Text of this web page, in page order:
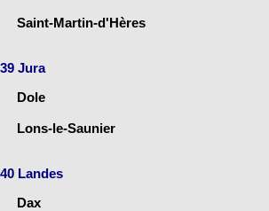
Saint-Martin-d'Hères
39 Jura
Dole
Lons-le-Saunier
40 Landes
Dax